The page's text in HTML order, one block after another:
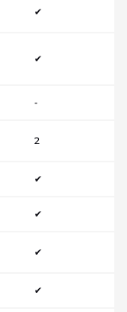
✔
✔
-
2
✔
✔
✔
✔